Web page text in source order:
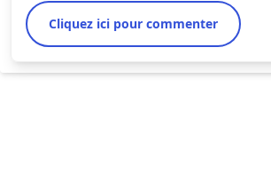
Cliquez ici pour commenter